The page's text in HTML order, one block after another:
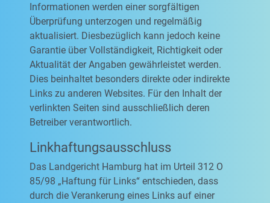
Informationen werden einer sorgfältigen
Überprüfung unterzogen und regelmäßig
aktualisiert. Diesbezüglich kann jedoch keine
Garantie über Vollständigkeit, Richtigkeit oder
Aktualität der Angaben gewährleistet werden.
Dies beinhaltet besonders direkte oder indirekte
Links zu anderen Websites. Für den Inhalt der
verlinkten Seiten sind ausschließlich deren
Betreiber verantwortlich.
Linkhaftungsausschluss
Das Landgericht Hamburg hat im Urteil 312 O
85/98 „Haftung für Links“ entschieden, dass
durch die Verankerung eines Links auf einer